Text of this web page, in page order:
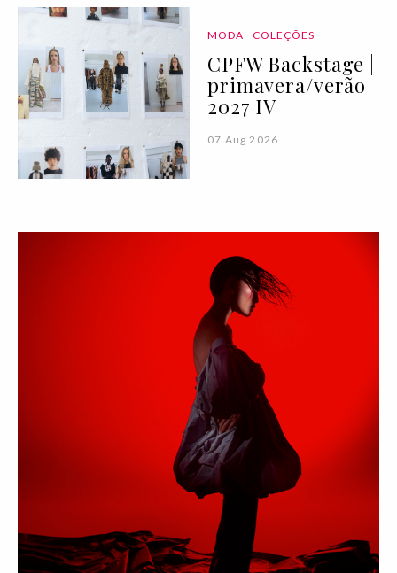
MODA COLEÇÕES
CPFW Backstage |
primavera/verão
2027 IV
07 Aug 2026